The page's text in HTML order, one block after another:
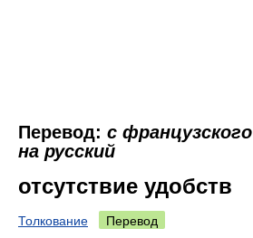
Перевод: с французского
на русский
отсутствие удобств
Толкование Перевод